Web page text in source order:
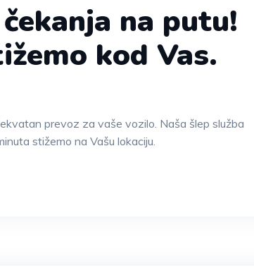
na putu!
kod Vas.
prevoz za vaše vozilo. Naša šlep služba
stižemo na Vašu lokaciju.